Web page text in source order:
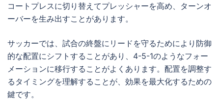
コートプレスに切り替えてプレッシャーを高め、ターンオ
ーバーを生み出すことがあります。
サッカーでは、試合の終盤にリードを守るためにより防御
的な配置にシフトすることがあり、4-5-1のようなフォー
メーションに移行することがよくあります。配置を調整す
るタイミングを理解することが、効果を最大化するための
鍵です。